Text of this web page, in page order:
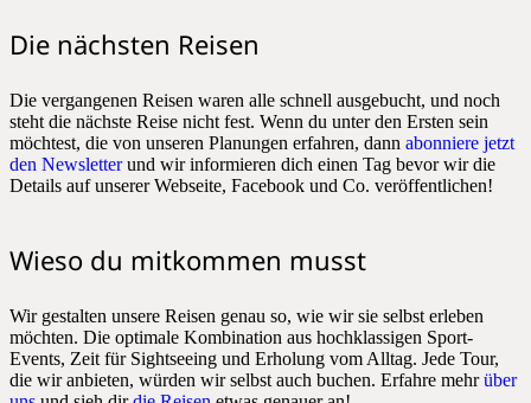
Die nächsten Reisen
Die vergangenen Reisen waren alle schnell ausgebucht, und noch
steht die nächste Reise nicht fest. Wenn du unter den Ersten sein
möchtest, die von unseren Planungen erfahren, dann abonniere jetzt
den Newsletterund wir informieren dich einen Tag bevor wir die
Details auf unserer Webseite, Facebook und Co. veröffentlichen!
Wieso du mitkommen musst
Wir gestalten unsere Reisen genau so, wie wir sie selbst erleben
möchten. Die optimale Kombination aus hochklassigen Sport-
Events, Zeit für Sightseeing und Erholung vom Alltag. Jede Tour,
die wir anbieten, würden wir selbst auch buchen. Erfahre mehrüber